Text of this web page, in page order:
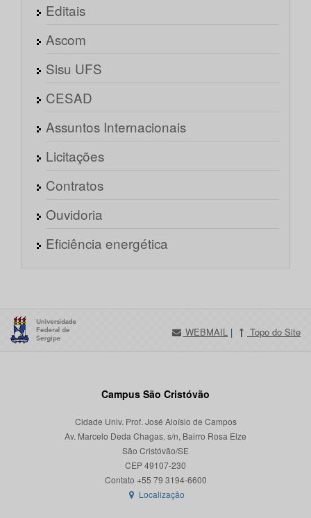
Editais
Ascom
Sisu UFS
CESAD
Assuntos Internacionais
Licitações
Contratos
Ouvidoria
Eficiência energética
WEBMAIL | Topo do Site
Campus São Cristóvão
Cidade Univ. Prof. José Aloísio de Campos
Av. Marcelo Deda Chagas, s/n, Bairro Rosa Elze
São Cristóvão/SE
CEP 49107-230
Localização